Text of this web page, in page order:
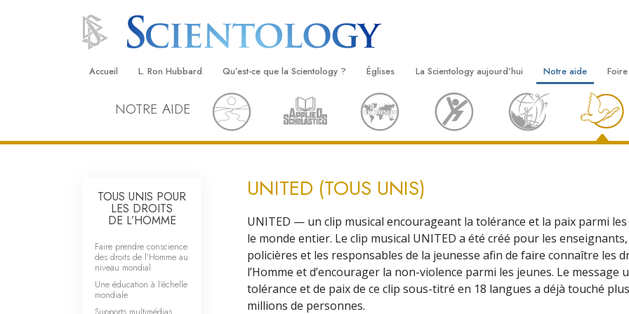
Accueil L. Ron Hubbard Qu’est-ce que la Scientology ?
Croyances et pratiques
Credos et Codes de Scientologie
Rencontrez un scientologue
À l’intérieur d’une église
Les principes de base de la
Scientologie
La Dianétique : Une introduction
Églises
Trouver une Église
Églises idéales de Scientology
Base à terre de Flag
Freewinds
Apporter la Scientologie au monde
entier
La Scientology aujourd’hui
Inaugurations
Les célébrations de Scientology
Notre aide
Le chemin du bonheur
Applied Scholastics
La vérité sur la
Tous unis pour les
La Commission des
Droits de l’Homme
À
NOTRE AIDE
UNITED (TOUS UNIS)
UNITED — un clip musical encourageant la tolérance et la paix parmi
le monde entier. Le clip musical UNITED a été créé pour les
policières et les responsables de la jeunesse afin de faire connaître les
l’Homme et d’encourager la non-violence parmi les jeunes. Le message
tolérance et de paix de ce clip sous-titré en 18 langues a déjà touché
millions de personnes.
TOUS UNIS POUR
LES DROITS
DE L’HOMME
Faire prendre conscience
des droits de l’Homme au
niveau mondial
Une éducation à l’échelle
mondiale